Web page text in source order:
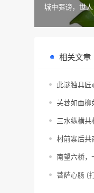
城中弭谤，世
相关文章
此谜独具
芙蓉如面柳
三水纵横
村前寨后共
南望六桥，
菩萨心肠 (